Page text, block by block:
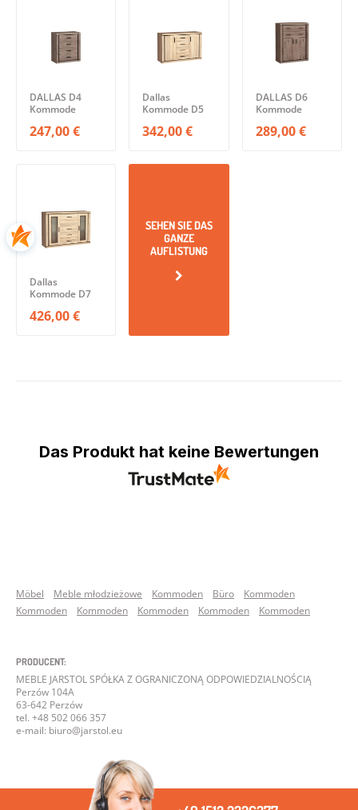
DALLAS D4
Kommode
247,00 €
Dallas
Kommode D5
342,00 €
DALLAS D6
Kommode
289,00 €
Dallas
Kommode D7
426,00 €
SEHEN SIE DAS
GANZE
AUFLISTUNG
Das Produkt hat keine Bewertungen
Möbel Meble młodzieżowe Kommoden Büro
Kommoden
Kommoden
Kommoden Kommoden Kommoden Kommoden
PRODUCENT:
MEBLE JARSTOL SPÓŁKA Z OGRANICZONĄ ODPOWIEDZIALNOŚCIĄ
Perzów 104A
63-642 Perzów
tel. +48 502 066 357
e-mail: biuro@jarstol.eu